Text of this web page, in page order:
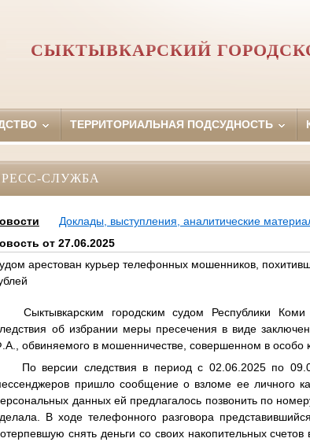
СЫКТЫВКАРСКИЙ
ТЕРРИТОРИАЛЬНАЯ ПОДСУДНОСТЬ
СЛУЖБА
Доклады, выступления, аналитические
от 27.06.2025
арестован курьер телефонных мошенников,
Сыктывкарским городским судом Республики Коми
об избрании меры пресечения в виде
обвиняемого в мошенничестве, совершенном в особо
По версии следствия в период с 02.06.2025 по
пришло сообщение о взломе ее личного
данных ей предлагалось позвонить по
В ходе телефонного разговора
снять деньги со своих накопительных